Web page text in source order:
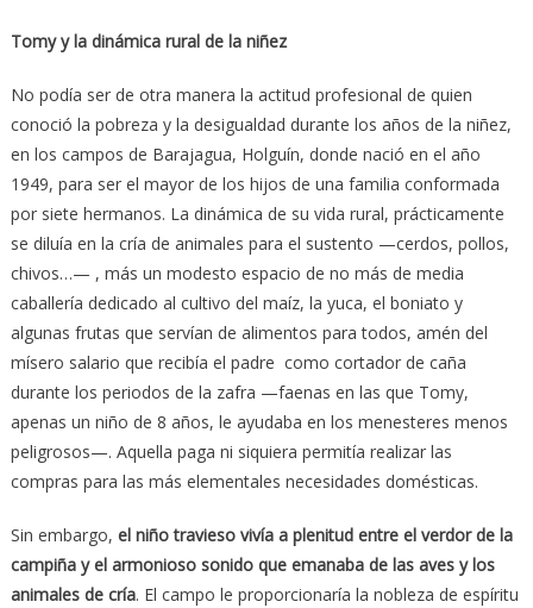
Tomy y la dinámica rural de la niñez
No podía ser de otra manera la actitud profesional de quien
conoció la pobreza y la desigualdad durante los años de la niñez,
en los campos de Barajagua, Holguín, donde nació en el año
1949, para ser el mayor de los hijos de una familia conformada
por siete hermanos. La dinámica de su vida rural, prácticamente
se diluía en la cría de animales para el sustento —cerdos, pollos,
chivos…— , más un modesto espacio de no más de media
caballería dedicado al cultivo del maíz, la yuca, el boniato y
algunas frutas que servían de alimentos para todos, amén del
mísero salario que recibía el padre como cortador de caña
durante los periodos de la zafra —faenas en las que Tomy,
apenas un niño de 8 años, le ayudaba en los menesteres menos
peligrosos—. Aquella paga ni siquiera permitía realizar las
compras para las más elementales necesidades domésticas.
Sin embargo, el niño travieso vivía a plenitud entre el verdor de la
campiña y el armonioso sonido que emanaba de las aves y los
animales de cría. El campo le proporcionaría la nobleza de espíritu